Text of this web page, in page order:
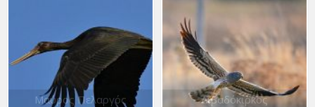
Μαύρος Πελαργός Λιβαδόκιρκος